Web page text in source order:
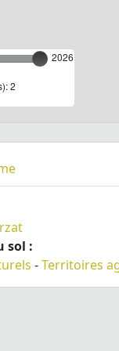
2026
2
sol :
-Territoires